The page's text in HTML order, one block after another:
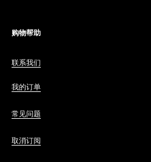
购物帮助
联系我们
我的订单
常见问题
取消订阅